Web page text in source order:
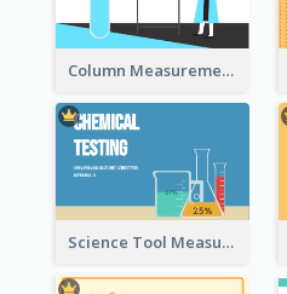
Column Measurement Clipart
Science Tool Measurement